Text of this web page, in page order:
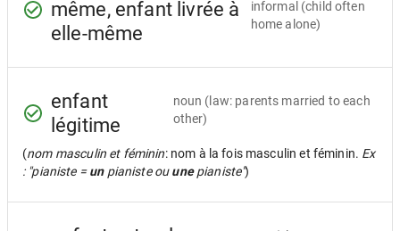
même, enfant livrée à
elle-même
informal (child often
home alone)
enfant
légitime
noun (law: parents married to each
other)
(nom masculin et féminin: nom à la fois masculin et féminin. Ex
: "pianiste =unpianiste ouunepianiste")